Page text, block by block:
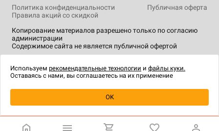
Купить
Копирование материалов разрешено только по согласию
администрации
Содержимое сайта не является публичной офертой
Политика конфиденциальности
Публичная оферта
Правила акций со скидкой
технологии.
Используем рекомендательные технологии и файлы куки.
Оставаясь с нами, вы соглашаетесь на их применение
OK